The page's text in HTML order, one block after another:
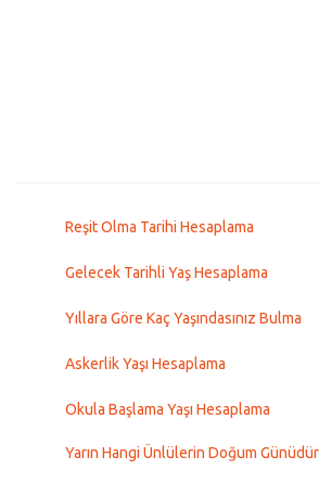
Reşit Olma Tarihi Hesaplama
Gelecek Tarihli Yaş Hesaplama
Yıllara Göre Kaç Yaşındasınız Bulma
Askerlik Yaşı Hesaplama
Okula Başlama Yaşı Hesaplama
Yarın Hangi Ünlülerin Doğum Günüdür